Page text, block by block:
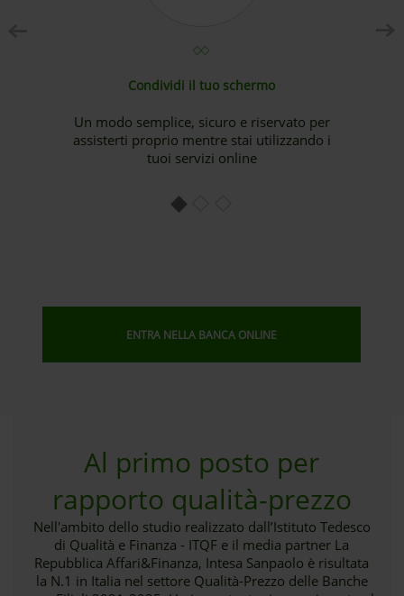
Condividi il tuo schermo
Un modo semplice, sicuro e riservato per
assisterti proprio mentre stai utilizzando i
tuoi servizi online
ENTRA NELLA BANCA ONLINE
Al primo posto per
rapporto qualità-prezzo
Nell'ambito dello studio realizzato dall’Istituto Tedesco
di Qualità e Finanza - ITQF e il media partner La
Repubblica Affari&Finanza, Intesa Sanpaolo è risultata
la N.1 in Italia nel settore Qualità-Prezzo delle Banche